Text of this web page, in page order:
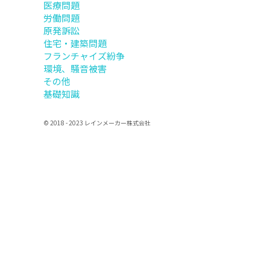
医療問題
労働問題
原発訴訟
住宅・建築問題
フランチャイズ紛争
環境、騒音被害
その他
基礎知識
© 2018 - 2023 レインメーカー株式会社